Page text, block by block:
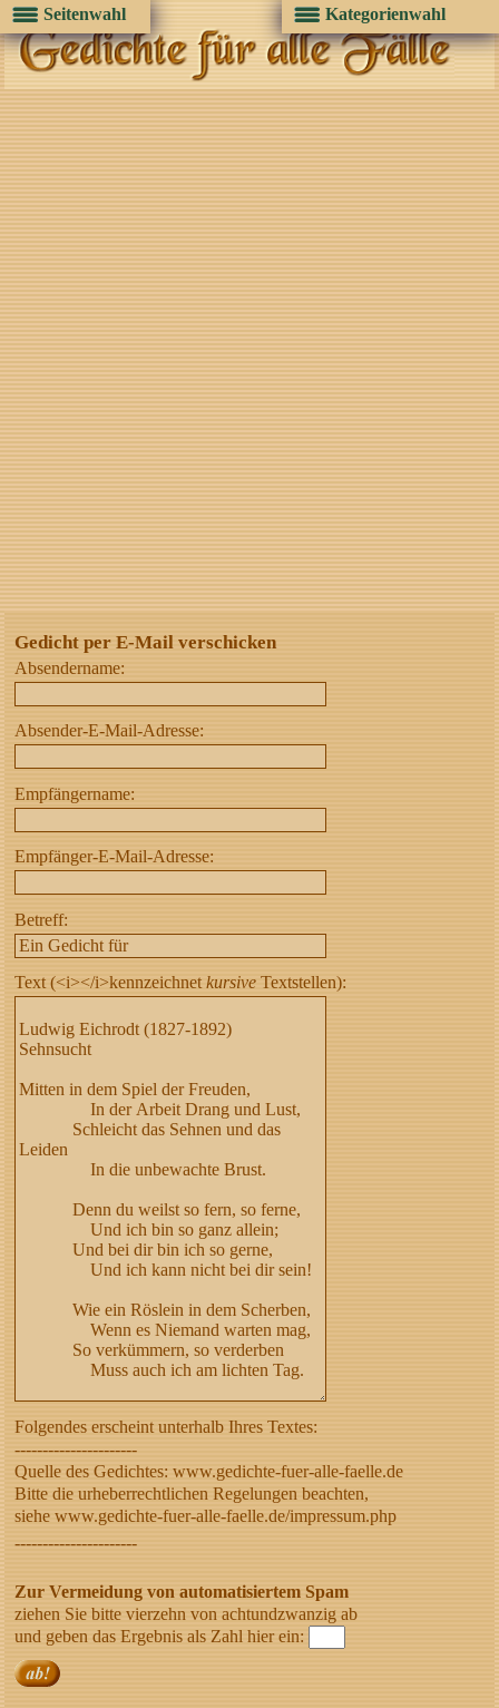
Gedicht per E-Mail verschicken
Absendername:
Absender-E-Mail-Adresse:
Empfängername:
Empfänger-E-Mail-Adresse:
Betreff:
Text (<i></i>kennzeichnetkursive Textstellen):
Folgendes erscheint unterhalb Ihres Textes:
----------------------
Quelle des Gedichtes: www.gedichte-fuer-alle-faelle.de
Bitte die urheberrechtlichen Regelungen beachten,
siehe www.gedichte-fuer-alle-faelle.de/impressum.php
----------------------
Zur Vermeidung von automatisiertem Spam
ziehen Sie bitte vierzehn von achtundzwanzig ab
und geben das Ergebnis als Zahl hier ein:
Seitenwahl Kategorienwahl